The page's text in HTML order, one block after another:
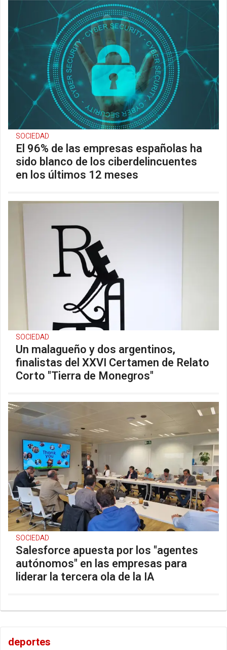
SOCIEDAD
El 96% de las empresas españolas ha
sido blanco de los ciberdelincuentes
en los últimos 12 meses
SOCIEDAD
Un malagueño y dos argentinos,
finalistas del XXVI Certamen de Relato
Corto "Tierra de Monegros"
SOCIEDAD
Salesforce apuesta por los "agentes
autónomos" en las empresas para
liderar la tercera ola de la IA
deportes